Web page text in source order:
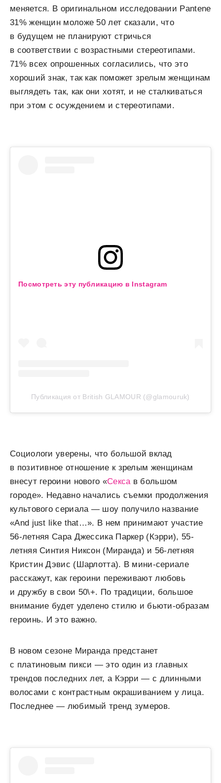
меняется. В оригинальном исследовании Pantene
31% женщин моложе 50 лет сказали, что
в будущем не планируют стричься
в соответствии с возрастными стереотипами.
71% всех опрошенных согласились, что это
хороший знак, так как поможет зрелым женщинам
выглядеть так, как они хотят, и не сталкиваться
при этом с осуждением и стереотипами.
Посмотреть эту публикацию в Instagram
Публикация от British GLAMOUR (@glamouruk)
Социологи уверены, что большой вклад
в позитивное отношение к зрелым женщинам
внесут героини нового «Сексав большом
городе». Недавно начались съемки продолжения
культового сериала — шоу получило название
«And just like that…». В нем принимают участие
56-летняя Сара Джессика Паркер (Кэрри), 55-
летняя Синтия Никсон (Миранда) и 56-летняя
Кристин Дэвис (Шарлотта). В мини-сериале
расскажут, как героини переживают любовь
и дружбу в свои 50\+. По традиции, большое
внимание будет уделено стилю и бьюти-образам
героинь. И это важно.
В новом сезоне Миранда предстанет
с платиновым пикси — это один из главных
трендов последних лет, а Кэрри — с длинными
волосами с контрастным окрашиванием у лица.
Последнее — любимый тренд зумеров.